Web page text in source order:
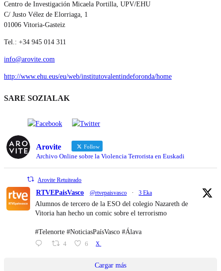
Centro de Investigación Micaela Portilla, UPV/EHU
C/ Justo Vélez de Elorriaga, 1
01006 Vitoria-Gasteiz
Tel.: +34 945 014 311
info@arovite.com
http://www.ehu.eus/eu/web/institutovalentindeforonda/home
SARE SOZIALAK
Arovite Follow
Archivo Online sobre la Violencia Terrorista en Euskadi
Arovite Retuiteado
RTVEPaisVasco @rtvepaisvasco · 3 Eka
Alumnos de tercero de la ESO del colegio Nazareth de
Vitoria han hecho un comic sobre el terrorismo
#Telenorte #NoticiasPaísVasco #Álava
4 6 X
Cargar más